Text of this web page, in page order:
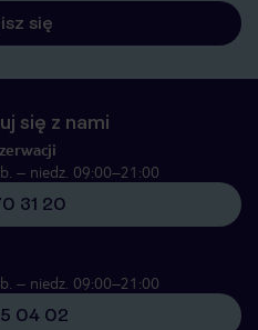
się
się z nami
– niedz. 09:00–21:00
31 20
– niedz. 09:00–21:00
04 02